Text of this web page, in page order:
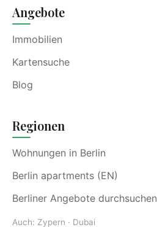
Angebote
Immobilien
Kartensuche
Blog
Regionen
Wohnungen in Berlin
Berlin apartments (EN)
Berliner Angebote durchsuchen
Auch: Zypern · Dubai